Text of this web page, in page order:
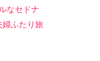
なセドナ
婦ふたり旅